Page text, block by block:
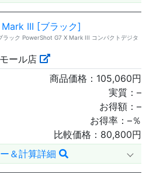
III [ブラック]
ック PowerShot G7 X Mark III コンパクトデジタ
ール店
商品価格： 105,060円
実質： –
お得額： –
お得率： –％
比較価格： 80,800円
＆計算詳細